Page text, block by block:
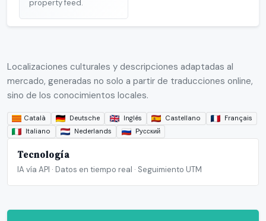
property feed.
Localizaciones culturales y descripciones adaptadas al
mercado, generadas no solo a partir de traducciones online,
sino de los conocimientos locales.
Català Deutsche Inglés Castellano
Français
Italiano
Nederlands Русский
Tecnología
IA vía API · Datos en tiempo real · Seguimiento UTM